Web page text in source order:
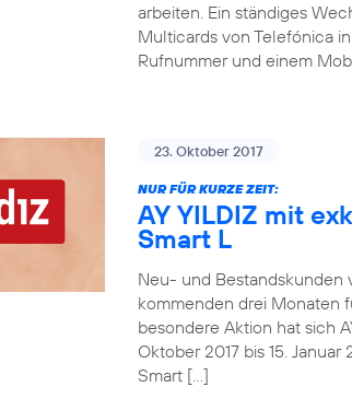
arbeiten. Ein ständiges
Multicards von Telefónica
Rufnummer und einem
23. Oktober 2017
NUR FÜR KURZE ZEIT:
AY YILDIZ mit
Smart L
Neu- und Bestandskunden
kommenden drei Monaten
besondere Aktion hat sich
Oktober 2017 bis 15.
Smart […]